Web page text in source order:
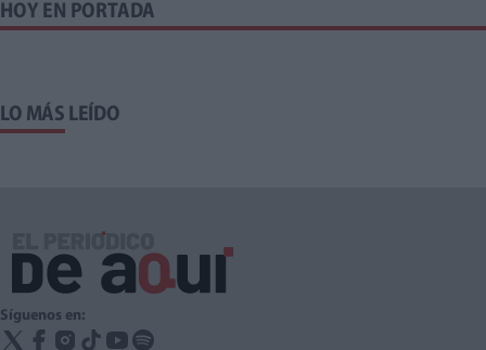
HOY EN PORTADA
LO MÁS LEÍDO
Síguenos en: